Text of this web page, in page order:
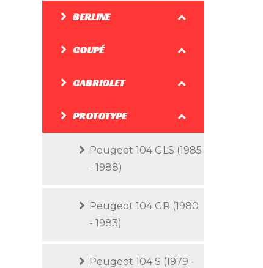
BERLINE
COUPÉ
CABRIOLET
PROTOTYPE
Peugeot 104 GLS (1985
- 1988)
Peugeot 104 GR (1980
- 1983)
Peugeot 104 S (1979 -